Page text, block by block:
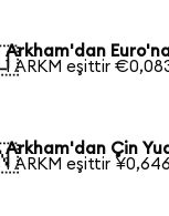
Arkham'dan
1 ARKM eşittir
Arkham'dan Çin
1 ARKM eşittir ¥0,646